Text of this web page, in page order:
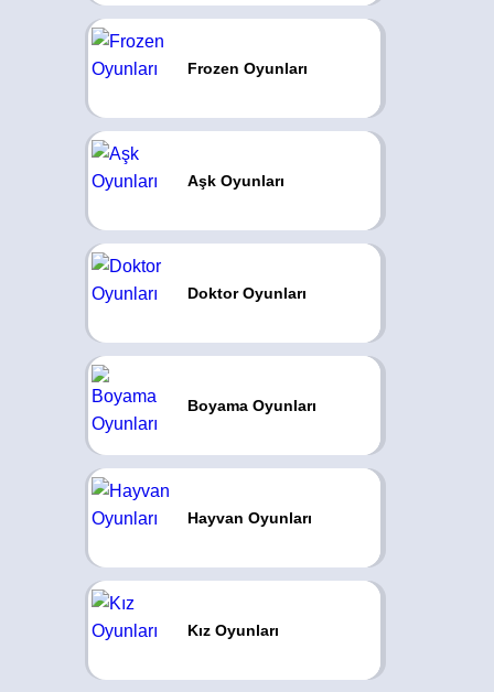
Frozen Oyunları
Aşk Oyunları
Doktor Oyunları
Boyama Oyunları
Hayvan Oyunları
Kız Oyunları